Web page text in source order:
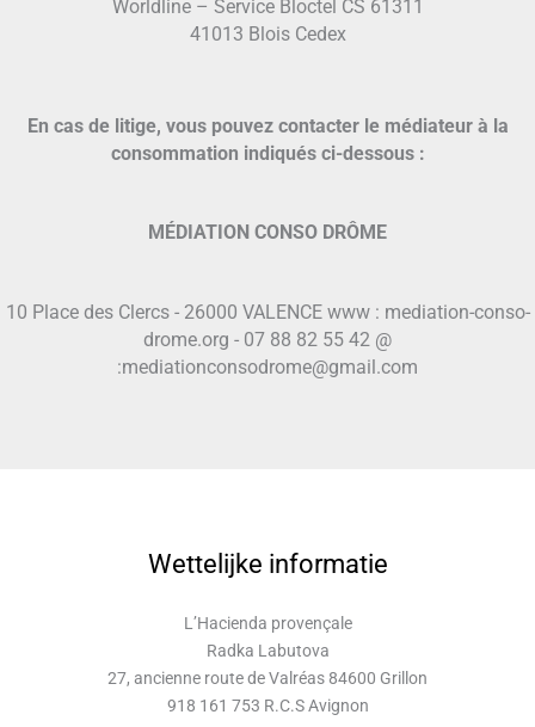
Worldline – Service Bloctel CS 61311
41013 Blois Cedex
En cas de litige, vous pouvez contacter le médiateur à la
consommation indiqués ci-dessous :
MÉDIATION CONSO DRÔME
10 Place des Clercs - 26000 VALENCE www : mediation-conso-
drome.org - 07 88 82 55 42 @
:mediationconsodrome@gmail.com
Wettelijke informatie
L’Hacienda provençale
Radka Labutova
27, ancienne route de Valréas 84600 Grillon
918 161 753 R.C.S Avignon